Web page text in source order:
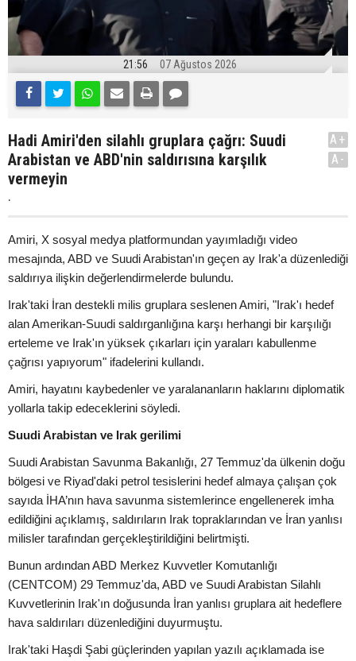
21:56 07 Ağustos 2026
Hadi Amiri'den silahlı gruplara çağrı: Suudi
Arabistan ve ABD'nin saldırısına karşılık
vermeyin
.
A+
A-
Amiri, X sosyal medya platformundan yayımladığı video
mesajında, ABD ve Suudi Arabistan'ın geçen ay Irak'a düzenlediği
saldırıya ilişkin değerlendirmelerde bulundu.
Irak'taki İran destekli milis gruplara seslenen Amiri, "Irak'ı hedef
alan Amerikan-Suudi saldırganlığına karşı herhangi bir karşılığı
erteleme ve Irak'ın yüksek çıkarları için yaraları kabullenme
çağrısı yapıyorum" ifadelerini kullandı.
Amiri, hayatını kaybedenler ve yaralananların haklarını diplomatik
yollarla takip edeceklerini söyledi.
Suudi Arabistan ve Irak gerilimi
Suudi Arabistan Savunma Bakanlığı, 27 Temmuz'da ülkenin doğu
bölgesi ve Riyad'daki petrol tesislerini hedef almaya çalışan çok
sayıda İHA’nın hava savunma sistemlerince engellenerek imha
edildiğini açıklamış, saldırıların Irak topraklarından ve İran yanlısı
milisler tarafından gerçekleştirildiğini belirtmişti.
Bunun ardından ABD Merkez Kuvvetler Komutanlığı
(CENTCOM) 29 Temmuz'da, ABD ve Suudi Arabistan Silahlı
Kuvvetlerinin Irak'ın doğusunda İran yanlısı gruplara ait hedeflere
hava saldırıları düzenlediğini duyurmuştu.
Irak'taki Haşdi Şabi güçlerinden yapılan yazılı açıklamada ise